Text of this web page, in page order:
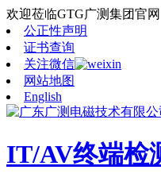
欢迎莅临GTG广测集团官网
公正性声明
证书查询
关注微信
网站地图
English
IT/AV终端检